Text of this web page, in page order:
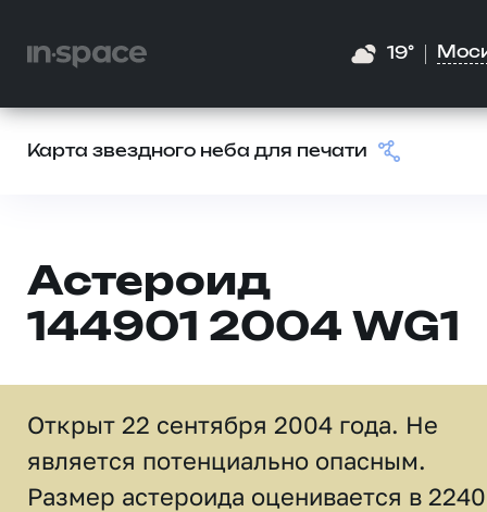
19°
Карта звездного неба для печати
Астероид
144901 2004 WG1
Открыт 22 сентября 2004 года. Не
является потенциально опасным.
Размер астероида оценивается в 2240